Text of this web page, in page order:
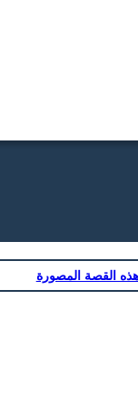
القصة المصورة